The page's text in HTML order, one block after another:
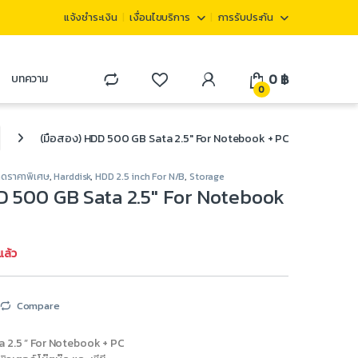
แจ้งชำระเงิน เงื่อนไขบริการ การรับประกัน
บทความ
0
0 ฿
(มือสอง) HDD 500 GB Sata 2.5″ For Notebook + PC
ราคาพิเศษ,Harddisk,HDD 2.5 inch For N/B, Storage
500 GB Sata 2.5″ For Notebook
ล้ว
Compare
2.5 ” For Notebook + PC